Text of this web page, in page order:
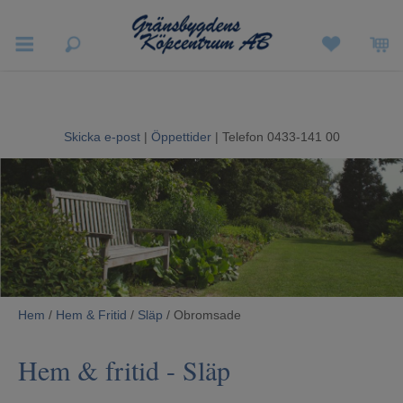
Sommarrea
Vitvaror
Hushållsapparater
Ljud & Bild
Luftvård och Värme
Kundtjänst
Skicka e-post | Öppettider| Telefon 0433-141 00
Hem / Hem & Fritid / Släp / Obromsade
Hem & fritid - Släp